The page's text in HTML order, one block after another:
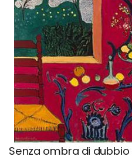
Senza ombra di dubbio